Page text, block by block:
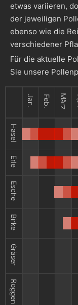
etwas variieren,
der jeweiligen
ebenso wie die
verschiedener
Für die aktuelle
Sie unsere
Jan. Feb. März
Hasel
Erle
Esche
Birke
Gräser
Roggen